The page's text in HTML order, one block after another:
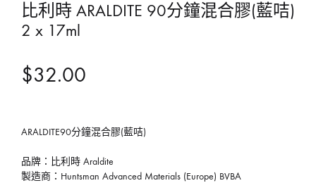
比利時 ARALDITE 90分鐘混合膠(藍咭)
2 x 17ml
$32.00
ARALDITE90分鐘混合膠(藍咭)
品牌：比利時 Araldite
製造商：Huntsman Advanced Materials (Europe) BVBA